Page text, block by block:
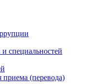
специальностей
приема (перевода)